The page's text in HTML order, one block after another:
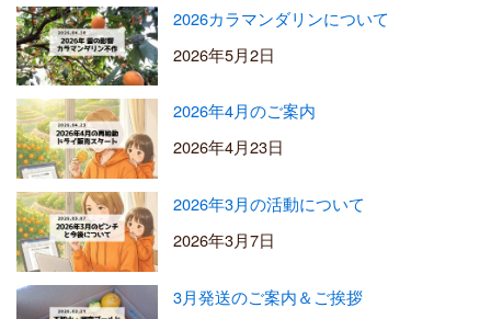
2026カラマンダリンについて
2026年5月2日
2026年4月のご案内
2026年4月23日
2026年3月の活動について
2026年3月7日
3月発送のご案内＆ご挨拶